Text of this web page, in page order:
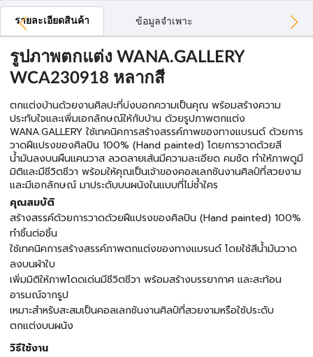
รายละเอียดสินค้า ข้อมูลจำเพาะ
รูปภาพตกแต่ง WANA.GALLERY
WCA230918 หลากสี
ตกแต่งบ้านด้วยงานศิลปะที่บ่งบอกความเป็นคุณ พร้อมสร้างความ
ประทับใจและเพิ่มเอกลักษณ์ให้กับบ้าน ด้วยรูปภาพตกแต่ง
WANA.GALLERY ใช้เทคนิคการสร้างสรรค์ภาพของทางแบรนด์ ด้วยการ
วาดฝีแปรงของศิลปิน 100% (Hand painted) โดยการวาดด้วยสี
น้ำมันลงบนผืนแคนวาส ลวดลายเส้นมีความละเอียด คมชัด ทำให้ภาพดูมี
มิติและมีชีวิตชีวา พร้อมให้คุณเป็นเจ้าของคอลเลกชันงานศิลป์ที่สวยงาม
และมีเอกลักษณ์ มาประดับบนผนังในแบบที่ไม่ซ้ำใคร
คุณสมบัติ
สร้างสรรค์ด้วยการวาดด้วยฝีแปรงของศิลปิน (Hand painted) 100%
ทำชิ้นต่อชิ้น
ใช้เทคนิคการสร้างสรรค์ภาพตกแต่งของทางแบรนด์ โดยใช้สีน้ำมันวาด
ลงบนผ้าใบ
เพิ่มมิติให้ภาพโดดเด่นมีชีวิตชีวา พร้อมสร้างบรรยากาศ และสะท้อน
อารมณ์จากรูป
เหมาะสำหรับสะสมเป็นคอลเลกชันงานศิลป์ที่สวยงามหรือใช้ประดับ
ตกแต่งบนผนัง
วิธีใช้งาน